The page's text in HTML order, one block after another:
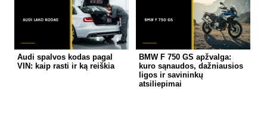
Audi spalvos kodas pagal
VIN: kaip rasti ir ką reiškia
BMW F 750 GS apžvalga:
kuro sąnaudos, dažniausios
ligos ir savininkų
atsiliepimai